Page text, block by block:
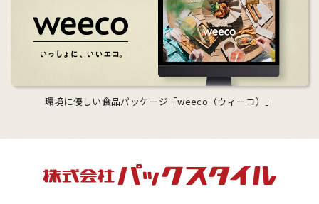
環境に優しい食品パッケージ「weeco（ウィーコ）」